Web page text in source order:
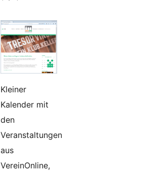
Kleiner
Kalender mit
den
Veranstaltungen
aus
VereinOnline,